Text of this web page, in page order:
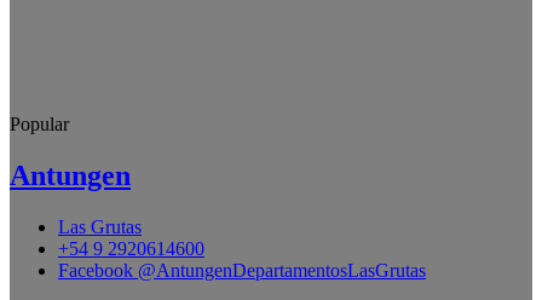
Popular
Antungen
Las Grutas
+54 9 2920614600
Facebook @AntungenDepartamentosLasGrutas